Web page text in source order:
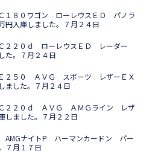
１８０ワゴン ローレウスＥＤ パノラ
入庫しました。７月２４日
２２０ｄ ローレウスＥＤ レーダー
。７月２４日
２５０ ＡＶＧ スポーツ レザーＥＸ
した。７月２４日
２２０ｄ ＡＶＧ ＡＭＧライン レザ
ました。７月２２日
ナイトP ハーマンカードン パー
７月１７日